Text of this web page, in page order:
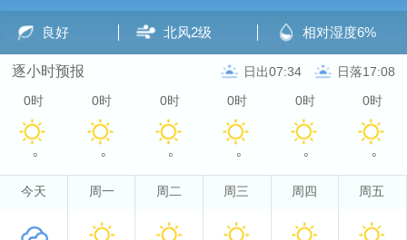
良好 北风2级 相对湿度6%
逐小时预报 日出07:34 日落17:08
0时
°
0时
°
0时
°
0时
°
0时
°
0时
°
今天 周一 周二 周三 周四 周五